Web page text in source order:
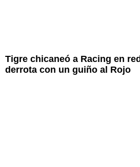
Tigre chicaneó a Racing en
derrota con un guiño al Rojo